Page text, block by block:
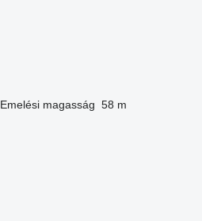
Emelési magasság 58 m